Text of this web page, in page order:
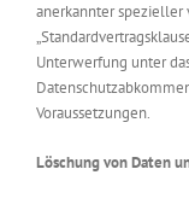
anerkannter spezieller
Unterwerfung unter
Voraussetzungen.
Löschung von Daten